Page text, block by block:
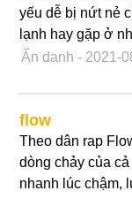
yếu dễ bị nứt nẻ
lạnh hay gặp ở
Ẩn danh - 2021-
flow
Theo dân rap
dòng chảy của
nhanh lúc chậm,